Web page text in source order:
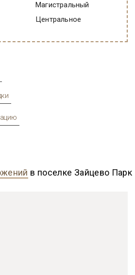
Магистральный
Центральное
в поселке Зайцево Парк